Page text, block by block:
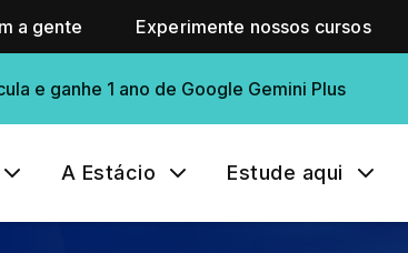
a gente Experimente nossos cursos
e ganhe 1 ano de Google Gemini Plus
A Estácio Estude aqui